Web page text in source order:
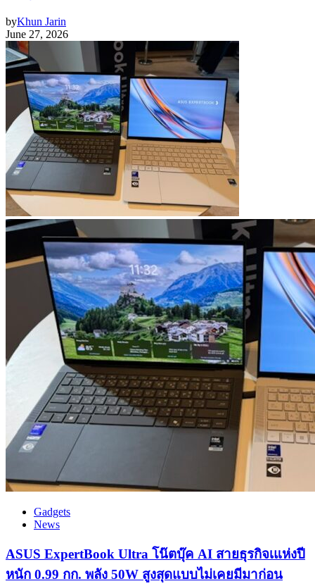
byKhun Jarin
June 27, 2026
Gadgets
News
ASUS ExpertBook Ultra โน๊ตบุ๊ค AI สายธุรกิจเแห่งปี
หนัก 0.99 กก. พลัง 50W สูงสุดแบบไม่เคยมีมาก่อน